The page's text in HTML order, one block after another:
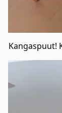
Kangaspuut!